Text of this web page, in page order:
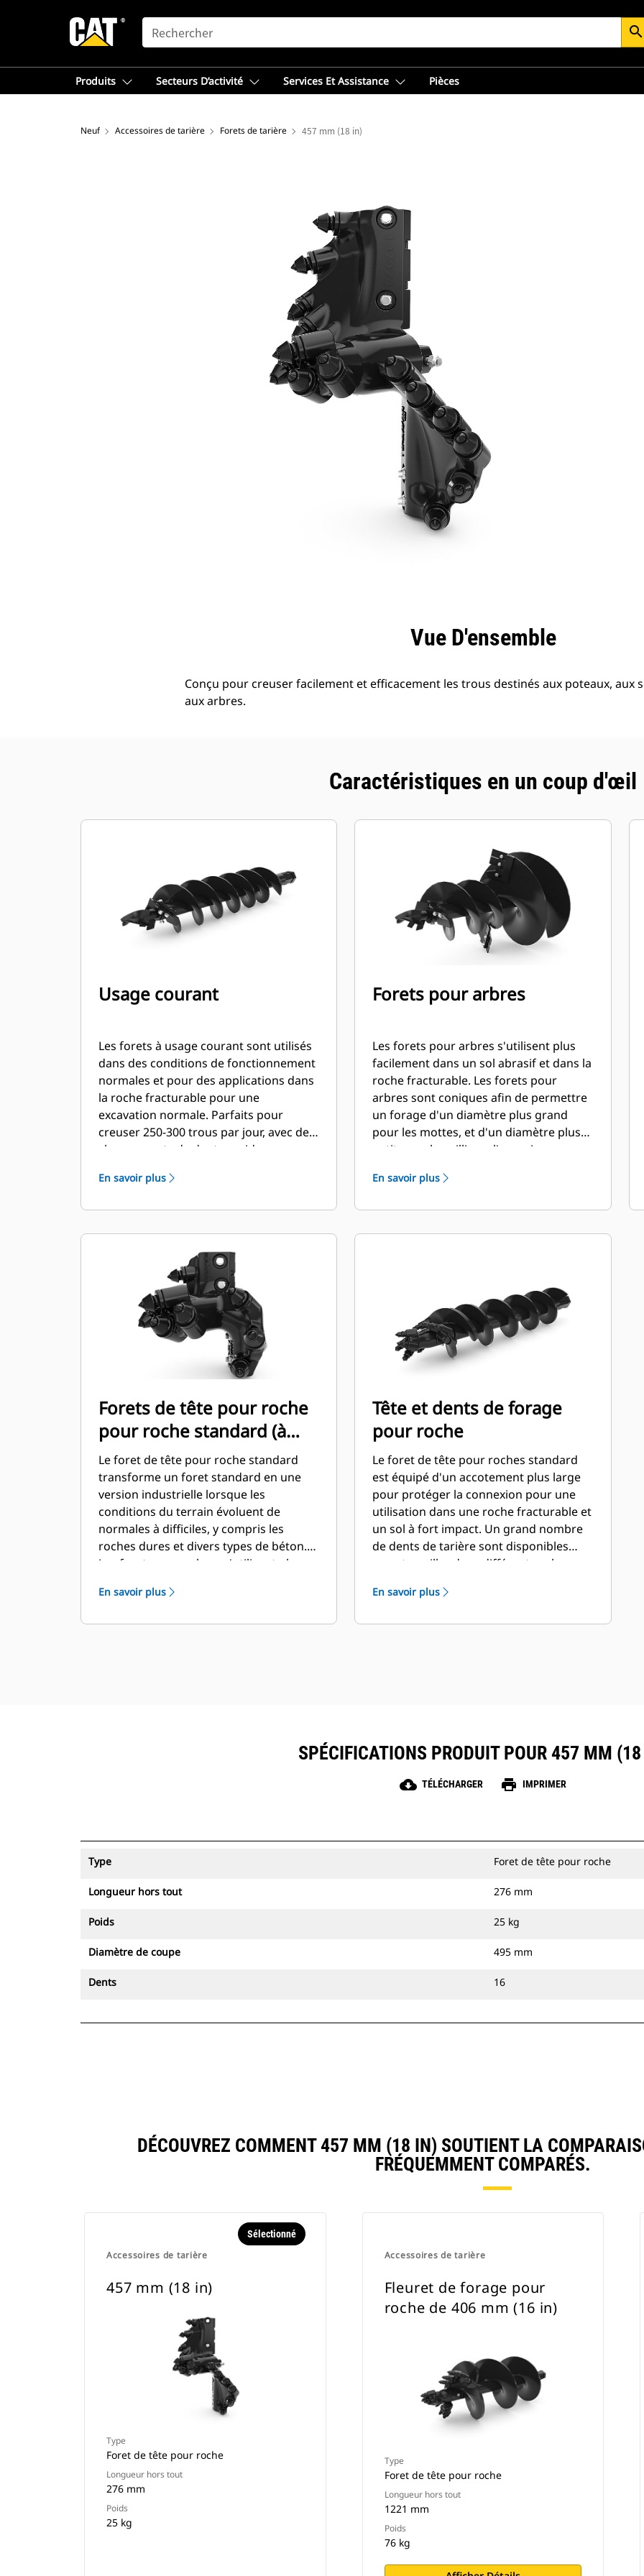
SEARCH search
Produits Secteurs D’activité Services Et Assistance Pièces
Neuf Accessoires de tarière Forets de tarière 457 mm (18 in)
Vue D'ensemble
Conçu pour creuser facilement et efficacement les trous destinés aux poteaux, aux
aux arbres.
Caractéristiques en un coup d'œil
Usage courant
Les forets à usage courant sont utilisés
dans des conditions de fonctionnement
normales et pour des applications dans
la roche fracturable pour une
excavation normale. Parfaits pour
creuser 250-300 trous par jour, avec des
changements de dents rapides.
En savoir plus
Forets pour arbres
Les forets pour arbres s'utilisent plus
facilement dans un sol abrasif et dans la
roche fracturable. Les forets pour
arbres sont coniques afin de permettre
un forage d'un diamètre plus grand
pour les mottes, et d'un diamètre plus
petit pour le paillis ou l'engrais.
En savoir plus
Forets de tête pour roche
pour roche standard (à
boulonner)
Le foret de tête pour roche standard
transforme un foret standard en une
version industrielle lorsque les
conditions du terrain évoluent de
normales à difficiles, y compris les
roches dures et divers types de béton.
Les forets pour arbres s'utilisent plus
roche fracturable.
En savoir plus
Tête et dents de forage
pour roche
Le foret de tête pour roches standard
est équipé d'un accotement plus large
pour protéger la connexion pour une
utilisation dans une roche fracturable et
un sol à fort impact. Un grand nombre
de dents de tarière sont disponibles
pour travailler dans différents sols.
extérieure et dents plates et/ou en burin
En savoir plus
SPÉCIFICATIONS PRODUIT POUR 457 MM
cloud_download TÉLÉCHARGER print IMPRIMER
Type Foret de tête pour roche
Longueur hors tout 276 mm
Poids 25 kg
Diamètre de coupe 495 mm
Dents 16
DÉCOUVREZ COMMENT 457 MM (18 IN) SOUTIENT LA
FRÉQUEMMENT COMPARÉS.
Accessoires de tarière
Sélectionné
457 mm (18 in)
Type
Foret de tête pour roche
Longueur hors tout
276 mm
Poids
25 kg
Accessoires de tarière
Fleuret de forage pour
roche de 406 mm (16 in)
Type
Foret de tête pour roche
Longueur hors tout
1221 mm
Poids
76 kg